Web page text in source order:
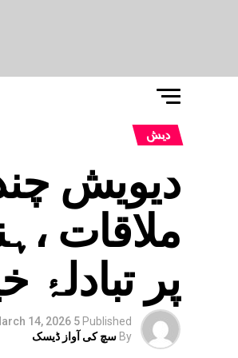
دیش
دیویش
ملاقات
پر تبادلۂ
Published
5 months ago
14, 2026
By سچ کی آواز ڈیسک